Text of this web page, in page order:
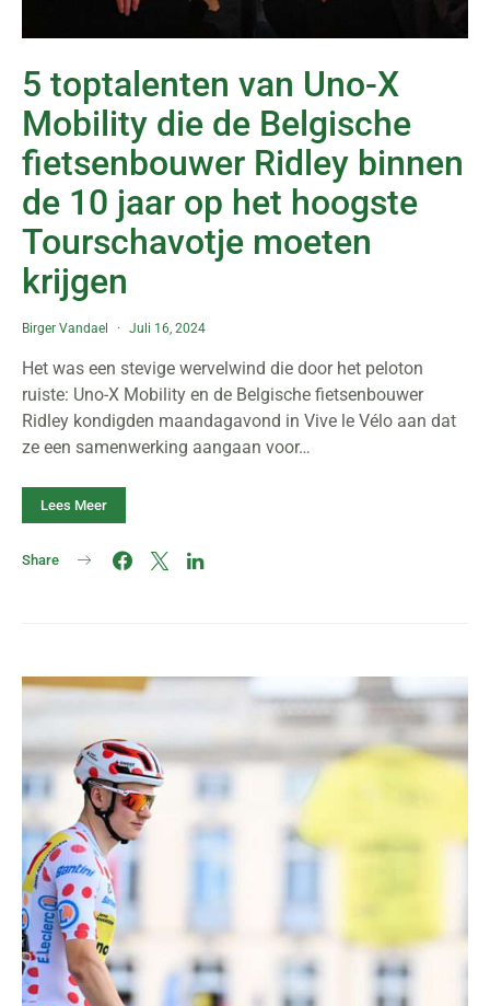
5 toptalenten van Uno-X
Mobility die de Belgische
fietsenbouwer Ridley binnen
de 10 jaar op het hoogste
Tourschavotje moeten
krijgen
Birger Vandael Juli 16, 2024
Het was een stevige wervelwind die door het peloton
ruiste: Uno-X Mobility en de Belgische fietsenbouwer
Ridley kondigden maandagavond in Vive le Vélo aan dat
ze een samenwerking aangaan voor…
Lees Meer
Share